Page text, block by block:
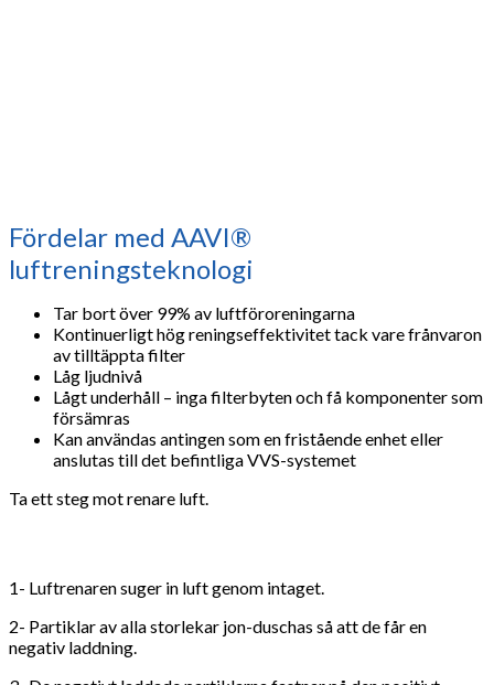
Fördelar med AAVI®
luftreningsteknologi
Tar bort över 99% av luftföroreningarna
Kontinuerligt hög reningseffektivitet tack vare frånvaron
av tilltäppta filter
Låg ljudnivå
Lågt underhåll – inga filterbyten och få komponenter som
försämras
Kan användas antingen som en fristående enhet eller
anslutas till det befintliga VVS-systemet
Ta ett steg mot renare luft.
1- Luftrenaren suger in luft genom intaget.
2- Partiklar av alla storlekar jon-duschas så att de får en
negativ laddning.